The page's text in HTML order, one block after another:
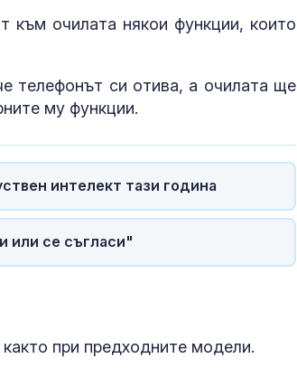
към очилата някои функции, които
телефонът си отива, а очилата ще
му функции.
интелект тази година
или се съгласи"
при предходните модели.
Горещините не
области